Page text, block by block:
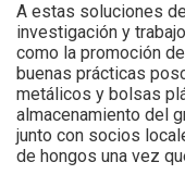
A estas soluciones
investigación y
como la promoción
buenas prácticas
metálicos y bolsas
almacenamiento del
junto con socios
de hongos una vez